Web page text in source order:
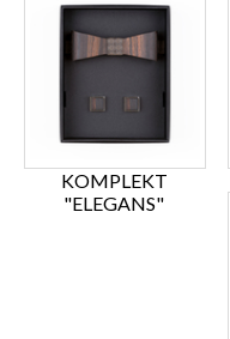
KOMPLEKT
"ELEGANS"